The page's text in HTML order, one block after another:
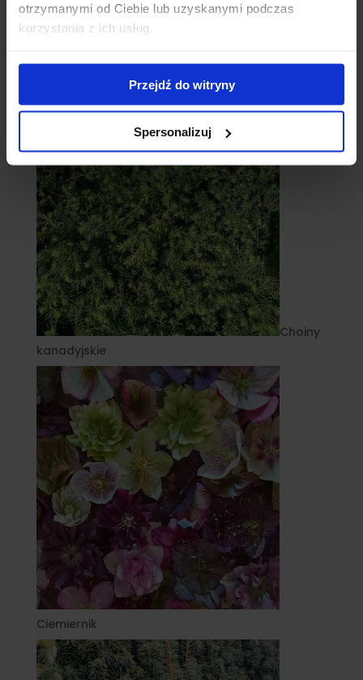
otrzymanymi od Ciebie lub uzyskanymi podczas
korzystania z ich usług.
Przejdź do witryny
Spersonalizuj
Choiny
kanadyjskie
Ciemiernik